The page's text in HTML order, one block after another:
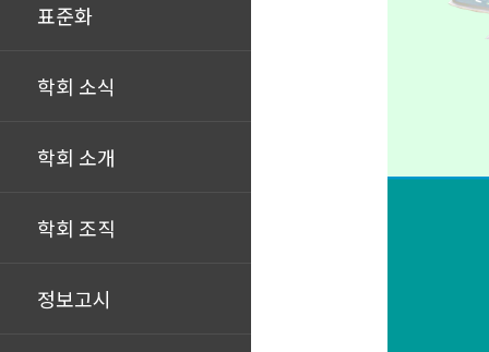
표준화
학회 소식
학회 소개
학회 조직
정보고시